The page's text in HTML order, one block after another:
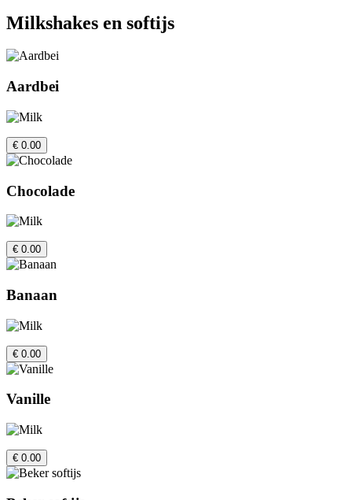
Milkshakes en softijs
Aardbei
€ 0.00
Chocolade
€ 0.00
Banaan
€ 0.00
Vanille
€ 0.00